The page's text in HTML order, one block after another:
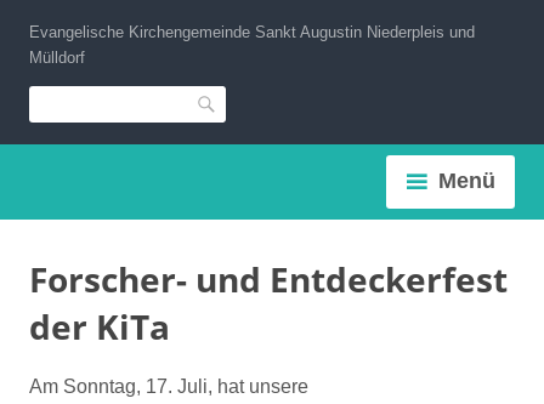
Inhalt
springen
Evangelische Kirchengemeinde Sankt Augustin Niederpleis und
Mülldorf
Suche
Menü
Forscher- und Entdeckerfest
der KiTa
Am Sonntag, 17. Juli, hat unsere